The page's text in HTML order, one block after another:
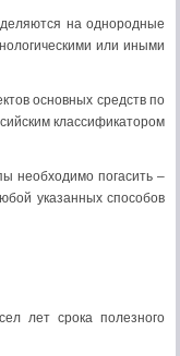
на однородные
или иными
основных средств по
классификатором
необходимо погасить –
указанных способов
лет срока полезного